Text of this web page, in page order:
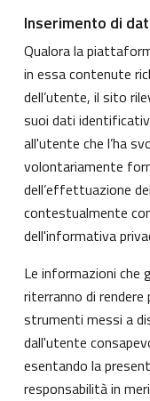
Inserimento di
Qualora la
in essa contenute
dell’utente, il sito
suoi dati
all'utente che l’ha
volontariamente
dell’effettuazione
contestualmente
dell'informativa
Le informazioni che
riterranno di
strumenti messi a
dall'utente
esentando la
responsabilità in